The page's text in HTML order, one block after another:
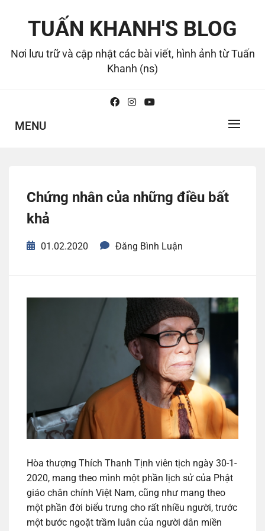
TUẤN KHANH'S BLOG
Nơi lưu trữ và cập nhật các bài viết, hình ảnh từ Tuấn
Khanh (ns)
MENU
Chứng nhân của những điều bất
khả
01.02.2020 Đăng Bình Luận
Hòa thượng Thích Thanh Tịnh viên tịch ngày 30-1-
2020, mang theo mình một phần lịch sử của Phật
giáo chân chính Việt Nam, cũng như mang theo
một phần đời biểu trưng cho rất nhiều người, trước
một bước ngoặt trầm luân của người dân miền